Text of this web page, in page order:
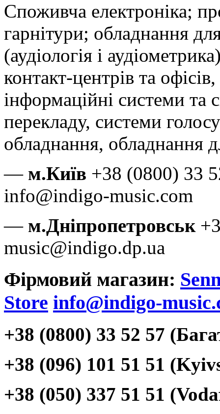
Споживча електроніка;
гарнітури; обладнання
(аудіологія і
контакт-центрів та
інформаційні системи та
перекладу, системи
обладнання, обладнання
— м.Київ +38 (0800) 33
info@indigo-music.com
— м.Дніпропетровськ
music@indigo.dp.ua
Фірмовий магазин:
Store info@indigo-
+38 (0800) 33 52 57
+38 (096) 101 51 51
+38 (050) 337 51 51